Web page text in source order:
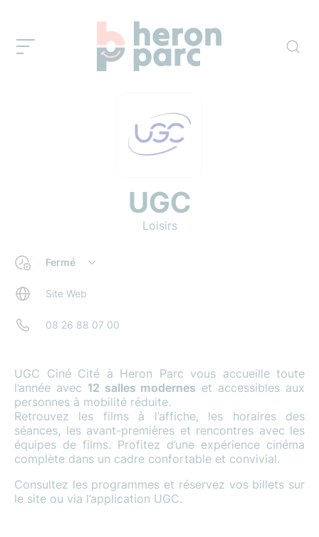
UGC
Loisirs
Fermé
Site Web
08 26 88 07 00
UGC Ciné Cité à Heron Parc vous accueille toute
l’année avec 12 salles modernes et accessibles aux
personnes à mobilité réduite.
Retrouvez les films à l’affiche, les horaires des
séances, les avant-premières et rencontres avec les
équipes de films. Profitez d’une expérience cinéma
complète dans un cadre confortable et convivial.
Consultez les programmes et réservez vos billets sur
le site ou via l’application UGC.